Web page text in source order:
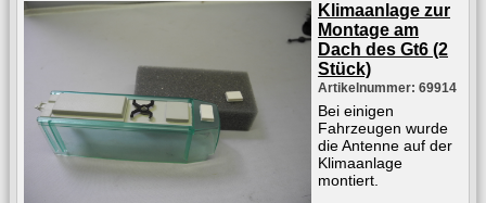
Klimaanlage zur
Montage am
Dach des Gt6 (2
Stück)
Artikelnummer: 69914
Bei einigen
Fahrzeugen wurde
die Antenne auf der
Klimaanlage
montiert.